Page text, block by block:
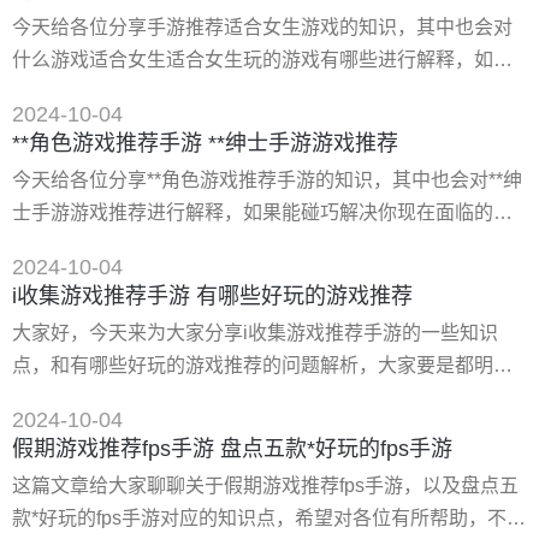
不借助金山词霸，你要如何成为一个英文作家？当然是直接
写英文了。
今天给各位分享手游推荐适合女生游戏的知识，其中也会对
什么游戏适合女生适合女生玩的游戏有哪些进行解释，如果
吧！ 一、适合女生玩的游戏排行榜 目前总共推荐游戏：51
款,其中免费游戏4款，沙雕游戏3款，像素风4款，可爱游戏3
款，解谜游戏5款，模拟游戏3款，学英语游戏1款。 萌系画
风的史莱姆牧场（slimerancher）老生常谈的萌系模拟经营游
2024-10-04
**角色游戏推荐手游 **绅士手游游戏推荐
今天给各位分享**角色游戏推荐手游的知识，其中也会对**绅
士手游游戏推荐进行解释，如果能碰巧解决你现在面临的问
1、《女皇之刃》 《女皇之刃》是**hobby japan公司于2009
年制作并在psp平台发行的一款策略对战、战略角色扮演游
戏，由金子ひらく原画监督，主要角色有蕾娜、库罗德特、
诺瓦等。
2024-10-04
i收集游戏推荐手游 有哪些好玩的游戏推荐
大家好，今天来为大家分享i收集游戏推荐手游的一些知识
点，和有哪些好玩的游戏推荐的问题解析，大家要是都明
相信很大概率可以解决您的问题，接下来我们就一起来看看
吧！ 一、十大耐玩手机单机游戏有哪些 手机单机游戏有《地
狱边境》、《刺客信条》、《地狱边境》、《阿尔托的冒
险》、《滑雪大冒险》、《方舟》、《使命召唤（手游
2024-10-04
假期游戏推荐fps手游 盘点五款*好玩的fps手游
这篇文章给大家聊聊关于假期游戏推荐fps手游，以及盘点五
款*好玩的fps手游对应的知识点，希望对各位有所帮助，不要